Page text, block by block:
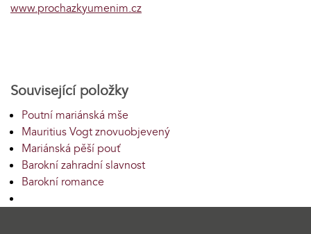
www.prochazkyumenim.cz
Související položky
Poutní mariánská mše
Mauritius Vogt znovuobjevený
Mariánská pěší pouť
Barokní zahradní slavnost
Barokní romance